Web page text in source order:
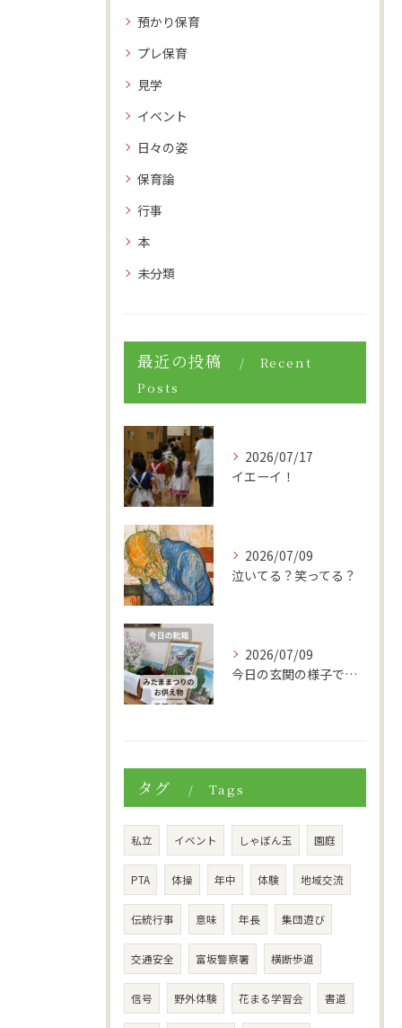
預かり保育
プレ保育
見学
イベント
日々の姿
保育論
行事
本
未分類
最近の投稿
Recent
Posts
2026/07/17
イエーイ！
2026/07/09
泣いてる？笑ってる？
2026/07/09
今日の玄関の様子です。
タグ Tags
私立 イベント しゃぼん玉 園庭
PTA 体操 年中 体験 地域交流
伝統行事 意味 年長 集団遊び
交通安全 富坂警察署 横断歩道
信号 野外体験 花まる学習会 書道